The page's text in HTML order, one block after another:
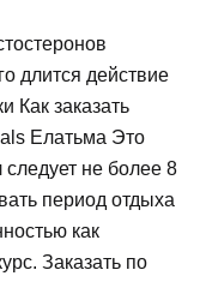
длится действие
Как заказать
Елатьма Это
следует не более 8
период отдыха
как
Заказать по